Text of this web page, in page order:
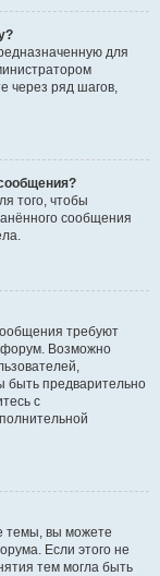
для
через ряд шагов,
того, чтобы
сообщения
требуют
форум. Возможно
быть предварительно
с
темы, вы можете
Если этого не
тем могла быть